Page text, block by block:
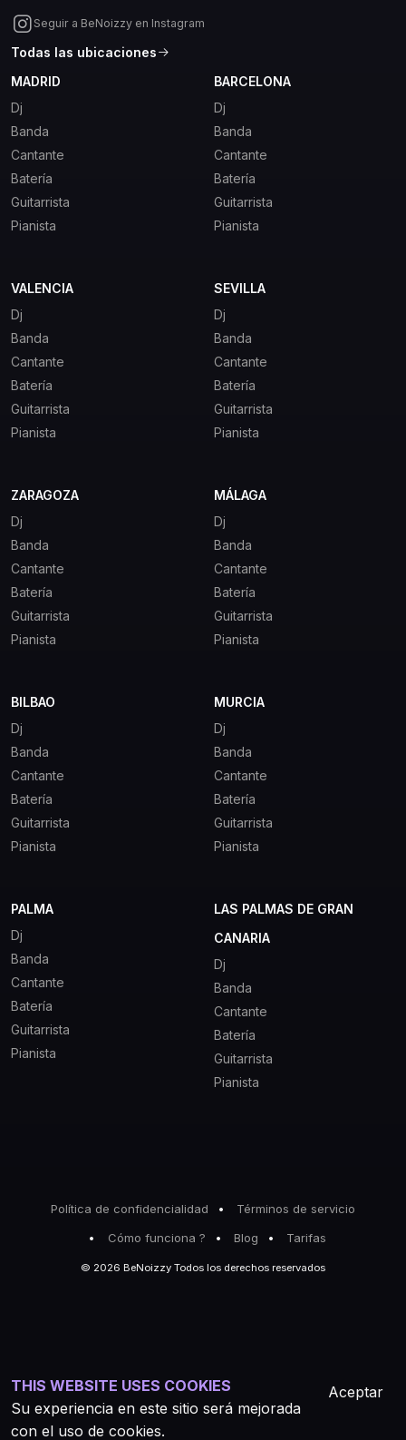
Seguir a BeNoizzy en Instagram
Todas las ubicaciones
MADRID
Dj
Banda
Cantante
Batería
Guitarrista
Pianista
BARCELONA
Dj
Banda
Cantante
Batería
Guitarrista
Pianista
VALENCIA
Dj
Banda
Cantante
Batería
Guitarrista
Pianista
SEVILLA
Dj
Banda
Cantante
Batería
Guitarrista
Pianista
ZARAGOZA
Dj
Banda
Cantante
Batería
Guitarrista
Pianista
MÁLAGA
Dj
Banda
Cantante
Batería
Guitarrista
Pianista
BILBAO
Dj
Banda
Cantante
Batería
Guitarrista
Pianista
MURCIA
Dj
Banda
Cantante
Batería
Guitarrista
Pianista
PALMA
Dj
Banda
Cantante
Batería
Guitarrista
Pianista
LAS PALMAS DE GRAN
CANARIA
Dj
Banda
Cantante
Batería
Guitarrista
Pianista
Política de confidencialidad
Términos de servicio
Cómo funciona ?
Blog Tarifas
© 2026 BeNoizzy Todos los derechos reservados
THIS WEBSITE USES COOKIES
Su experiencia en este sitio será mejorada
con el uso de cookies.
Aceptar